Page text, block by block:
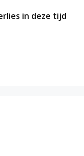
in deze tijd